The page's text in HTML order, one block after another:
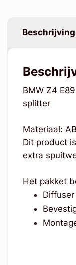
Beschrijving
BMW Z4
splitter
Materiaal:
Dit product
extra
Het pakket